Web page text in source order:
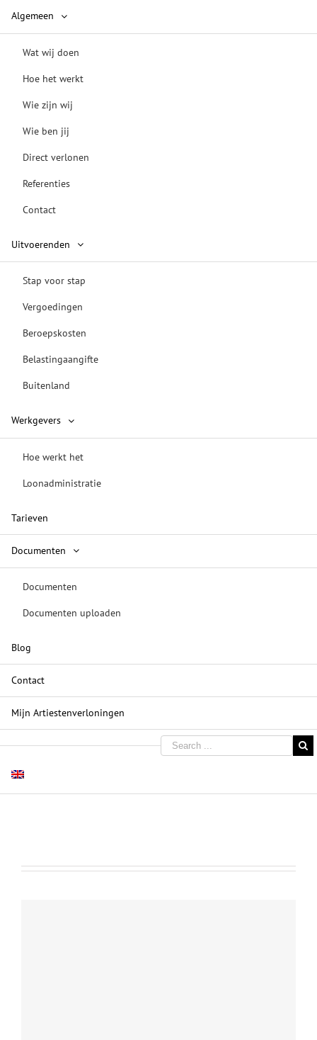
Algemeen
Wat wij doen
Hoe het werkt
Wie zijn wij
Wie ben jij
Direct verlonen
Referenties
Contact
Uitvoerenden
Stap voor stap
Vergoedingen
Beroepskosten
Belastingaangifte
Buitenland
Werkgevers
Hoe werkt het
Loonadministratie
Tarieven
Documenten
Documenten
Documenten uploaden
Blog
Contact
Mijn Artiestenverloningen